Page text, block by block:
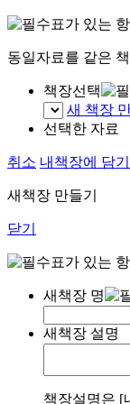
표가 있는
동일자료를 같은
책장선택
새 책장
선택한 자료
취소 내책장에 담기
새책장 만들기
닫기
표가 있는
새책장 명
새책장 설명
책장설명은 [